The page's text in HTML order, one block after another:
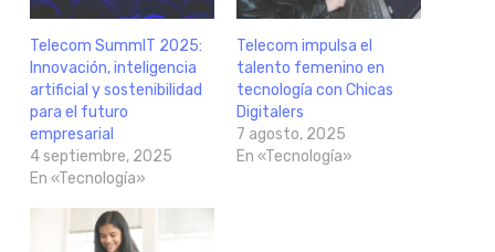
Telecom SummIT 2025:
Innovación, inteligencia
artificial y sostenibilidad
para el futuro
empresarial
4 septiembre, 2025
En «Tecnología»
Telecom impulsa el
talento femenino en
tecnología con Chicas
Digitalers
7 agosto, 2025
En «Tecnología»